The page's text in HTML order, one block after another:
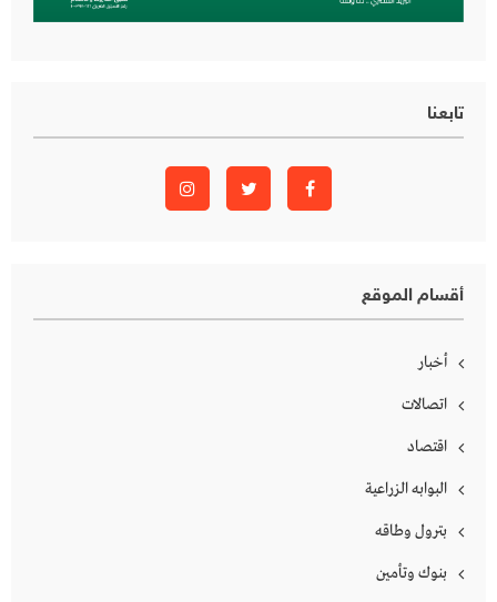
تابعنا
أقسام الموقع
أخبار
اتصالات
اقتصاد
البوابه الزراعية
بترول وطاقه
بنوك وتأمين